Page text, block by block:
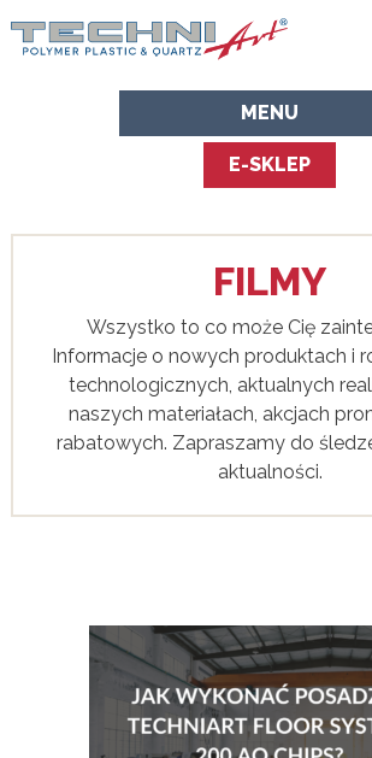
MENU
E-SKLEP
FILMY
Wszystko to co może Cię
Informacje o nowych produktach i
technologicznych, aktualnych
naszych materiałach, akcjach
rabatowych. Zapraszamy do
aktualności.